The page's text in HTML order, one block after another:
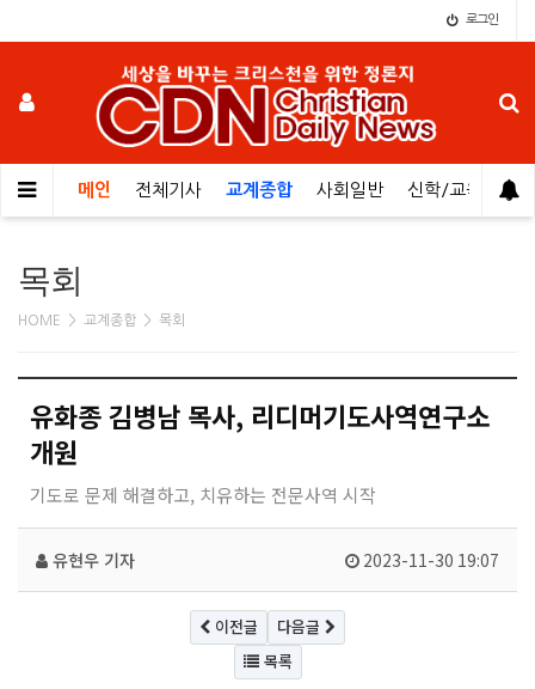
로그인
메인 전체기사 교계종합 사회일반 신학/교육 오
목회
HOME > 교계종합 > 목회
유화종 김병남 목사, 리디머기도사역연구소
개원
기도로 문제 해결하고, 치유하는 전문사역 시작
유현우 기자 2023-11-30 19:07
이전글
다음글
목록